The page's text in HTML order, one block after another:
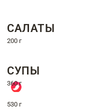
САЛАТЫ
200 г
СУПЫ
360 г
530 г